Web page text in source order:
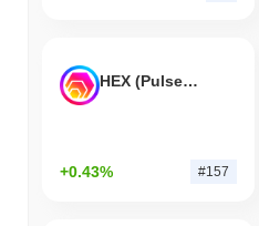
HEX (Pulsechain)
+0.43% #157